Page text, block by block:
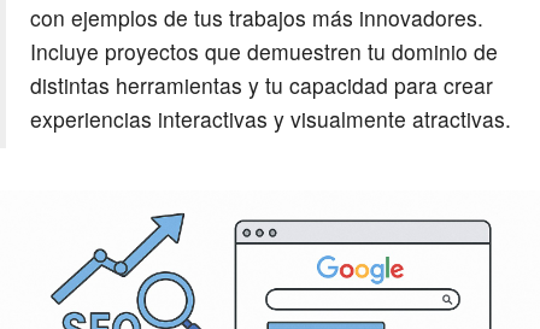
con ejemplos de tus trabajos más innovadores.
Incluye proyectos que demuestren tu dominio de
distintas herramientas y tu capacidad para crear
experiencias interactivas y visualmente atractivas.